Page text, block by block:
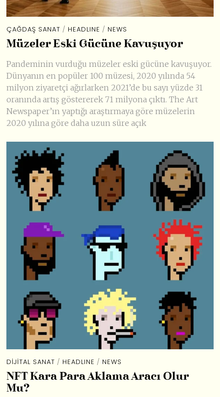
ÇAĞDAŞ SANAT / HEADLINE / NEWS
Müzeler Eski Gücüne Kavuşuyor
Pandeminin vurduğu müzeler eski gücüne kavuşuyor.
Dünyanın en popüler 100 müzesi, 2020 yılında 54
milyon ziyaretçi ağırlarken 2021’de bu sayı yüzde 31
oranında artış göstererek 71 milyona çıktı. The Art
Newspaper’ın yaptığı araştırmaya göre müzelerin
2020 yılına göre daha uzun süre açık
DIJITAL SANAT / HEADLINE / NEWS
NFT Kara Para Aklama Aracı Olur
Mu?